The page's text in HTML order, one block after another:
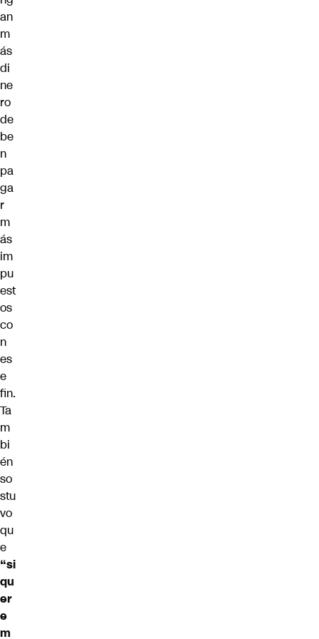
an
m
ás
di
ne
ro
de
be
n
pa
ga
r
m
ás
im
pu
est
os
co
n
es
e
fin.
Ta
m
bi
én
so
stu
vo
qu
e
“si
qu
er
e
m